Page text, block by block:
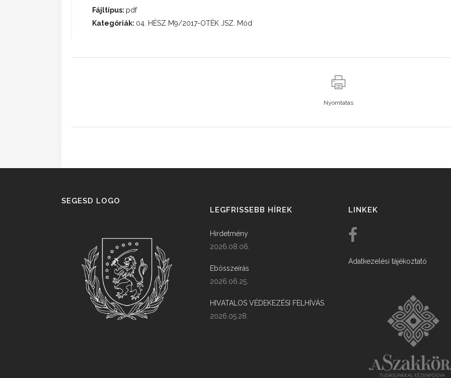
Fájltípus: pdf
Kategóriák: 04. HÉSZ M9/2017-OTÉK JSZ. Mód
Nyomtatás
SEGESD LOGO
LEGFRISSEBB HÍREK
Hirdetmény
2026.08.06.
Ebösszeírás
2026.06.25.
HIVATALOS VÉDEKEZÉSI FELHÍVÁS
2026.05.28.
LINKEK
Adatkezelési tájékoztató